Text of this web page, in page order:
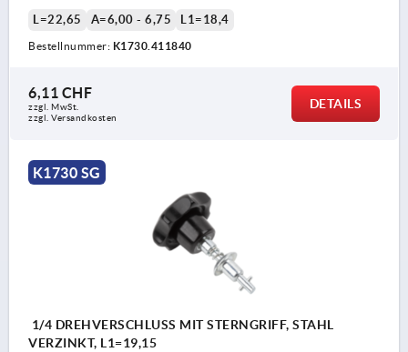
L=22,65 A=6,00 - 6,75 L1=18,4
Bestellnummer: K1730.411840
6,11 CHF
zzgl. MwSt.
zzgl. Versandkosten
DETAILS
K1730 SG
1/4 DREHVERSCHLUSS MIT STERNGRIFF, STAHL
VERZINKT, L1=19,15